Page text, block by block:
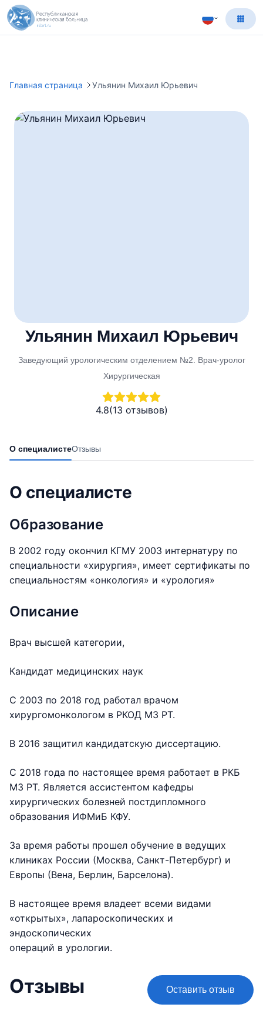
Главная страница Ульянин Михаил Юрьевич
Ульянин Михаил Юрьевич
Заведующий урологическим отделением №2. Врач-уролог
Хирургическая
4.8(13 отзывов)
О специалистеОтзывы
О специалисте
Образование
В 2002 году окончил КГМУ 2003 интернатуру по
специальности «хирургия», имеет сертификаты по
специальностям «онкология» и «урология»
Описание
Врач высшей категории,
Кандидат медицинских наук
С 2003 по 2018 год работал врачом
хирургомонкологом в РКОД МЗ РТ.
В 2016 защитил кандидатскую диссертацию.
С 2018 года по настоящее время работает в РКБ
МЗ РТ. Является ассистентом кафедры
хирургических болезней постдипломного
образования ИФМиБ КФУ.
За время работы прошел обучение в ведущих
клиниках России (Москва, Санкт-Петербург) и
Европы (Вена, Берлин, Барселона).
В настоящее время владеет всеми видами
«открытых», лапароскопических и
эндоскопических
операций в урологии.
Отзывы Оставить отзыв